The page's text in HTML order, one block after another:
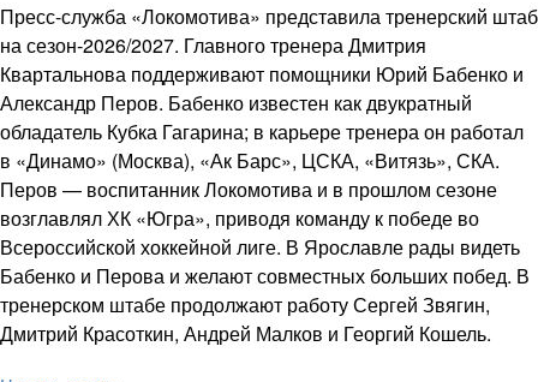
Пресс-служба «Локомотива» представила тренерский штаб
на сезон-2026/2027. Главного тренера Дмитрия
Квартальнова поддерживают помощники Юрий Бабенко и
Александр Перов. Бабенко известен как двукратный
обладатель Кубка Гагарина; в карьере тренера он работал
в «Динамо» (Москва), «Ак Барс», ЦСКА, «Витязь», СКА.
Перов — воспитанник Локомотива и в прошлом сезоне
возглавлял ХК «Югра», приводя команду к победе во
Всероссийской хоккейной лиге. В Ярославле рады видеть
Бабенко и Перова и желают совместных больших побед. В
тренерском штабе продолжают работу Сергей Звягин,
Дмитрий Красоткин, Андрей Малков и Георгий Кошель.